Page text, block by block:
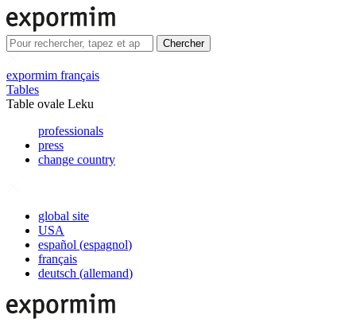
Chercher
expormim français
Tables
Table ovale Leku
professionals
press
change country
global site
USA
español (espagnol)
français
deutsch (allemand)